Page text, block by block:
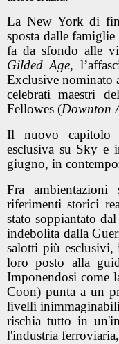
La New York di
sposta dalle famiglie
fa da sfondo alle
Gilded Age,
Exclusive nominato
celebrati maestri
Fellowes (Downton
Il nuovo capitolo
esclusiva su Sky e
giugno, in
Fra ambientazioni
riferimenti storici
stato soppiantato
indebolita dalla
salotti più esclusivi,
loro posto alla
Imponendosi come
Coon) punta a un
livelli
rischia tutto in
l'industria